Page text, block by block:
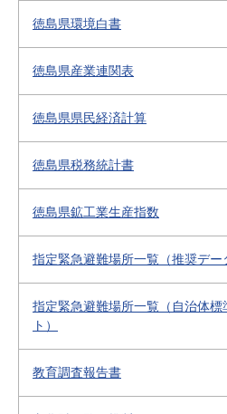
徳島県環境白書
徳島県産業連関表
徳島県県民経済計算
徳島県税務統計書
徳島県鉱工業生産指数
指定緊急避難場所一覧（推奨デー
指定緊急避難場所一覧（自治体標
ト）
教育調査報告書